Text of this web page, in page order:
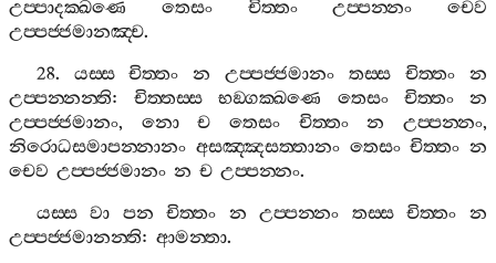
උප‍්පාදක‍්ඛණෙ
තෙසං චිත‍්තං උප‍්පන‍්නං
චෙව
උප‍්පජ‍්ජමානඤ‍්ච.
28. යස‍්ස චිත‍්තං න උප‍්පජ‍්ජමානං තස‍්ස චිත‍්තං
න
උප‍්පන‍්නන‍්ති:චිත‍්තස‍්ස භඞ‍්ගක‍්ඛණෙ තෙසං චිත‍්තං
න
උප‍්පජ‍්ජමානං, නො ච තෙසං චිත‍්තං න උප‍්පන‍්නං,
නිරොධසමාපන‍්නානං අසඤ‍්ඤසත‍්තානං තෙසං චිත‍්තං න
චෙව උප‍්පජ‍්ජමානං න ච උප‍්පන‍්නං.
යස‍්ස
වා පන චිත‍්තං න උප‍්පන‍්නං තස‍්ස චිත‍්තං
න
උප‍්පජ‍්ජමානන‍්ති: ආමන‍්තා.